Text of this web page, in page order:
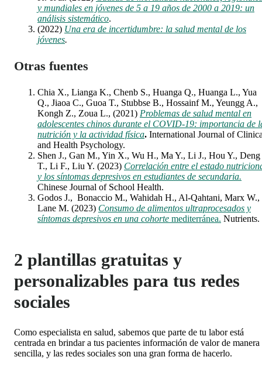
y mundiales en jóvenes de 5 a 19 años de 2000 a 2019: un
análisis sistemático.
(2022) Una era de incertidumbre: la salud mental de los
jóvenes.
Otras fuentes
Chia X., Lianga K., Chenb S., Huanga Q., Huanga L., Yua
Q., Jiaoa C., Guoa T., Stubbse B., Hossainf M., Yeungg A.,
Kongh Z., Zoua L., (2021) Problemas de salud mental en
adolescentes chinos durante el COVID-19: importancia de
nutrición y la actividad física. International Journal of
and Health Psychology.
Shen J., Gan M., Yin X., Wu H., Ma Y., Li J., Hou Y., Deng
T., Li F., Liu Y. (2023) Correlación entre el estado
y los síntomas depresivos en estudiantes de secundaria.
Chinese Journal of School Health.
Godos J., Bonaccio M., Wahidah H., Al-Qahtani, Marx W.,
Lane M. (2023) Consumo de alimentos ultraprocesados y
síntomas depresivos en una cohorte mediterránea. Nutrients.
2 plantillas gratuitas y
personalizables para tus redes
sociales
Como especialista en salud, sabemos que parte de tu labor está
centrada en brindar a tus pacientes información de valor de manera
sencilla, y las redes sociales son una gran forma de hacerlo.